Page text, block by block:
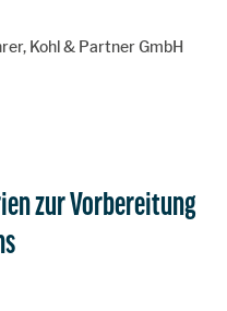
Kohl & Partner GmbH
zur Vorbereitung